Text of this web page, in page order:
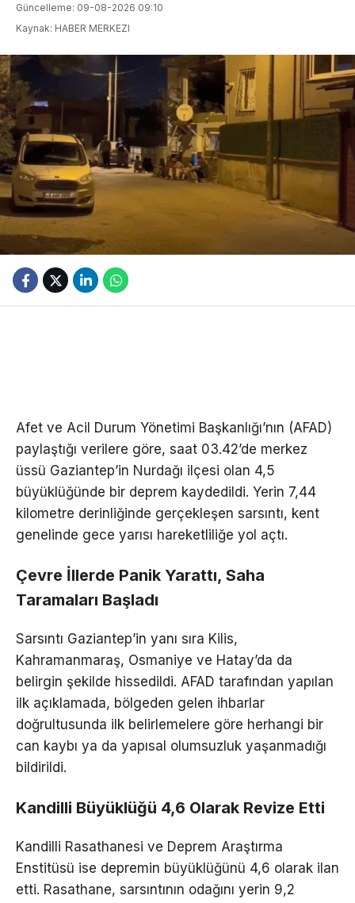
Güncelleme: 09-08-2026 09:10
Kaynak: HABER MERKEZI
Afet ve Acil Durum Yönetimi Başkanlığı’nın (AFAD)
paylaştığı verilere göre, saat 03.42’de merkez
üssü Gaziantep’in Nurdağı ilçesi olan 4,5
büyüklüğünde bir deprem kaydedildi. Yerin 7,44
kilometre derinliğinde gerçekleşen sarsıntı, kent
genelinde gece yarısı hareketliliğe yol açtı.
Çevre İllerde Panik Yarattı, Saha
Taramaları Başladı
Sarsıntı Gaziantep’in yanı sıra Kilis,
Kahramanmaraş, Osmaniye ve Hatay’da da
belirgin şekilde hissedildi. AFAD tarafından yapılan
ilk açıklamada, bölgeden gelen ihbarlar
doğrultusunda ilk belirlemelere göre herhangi bir
can kaybı ya da yapısal olumsuzluk yaşanmadığı
bildirildi.
Kandilli Büyüklüğü 4,6 Olarak Revize Etti
Kandilli Rasathanesi ve Deprem Araştırma
Enstitüsü ise depremin büyüklüğünü 4,6 olarak ilan
etti. Rasathane, sarsıntının odağını yerin 9,2